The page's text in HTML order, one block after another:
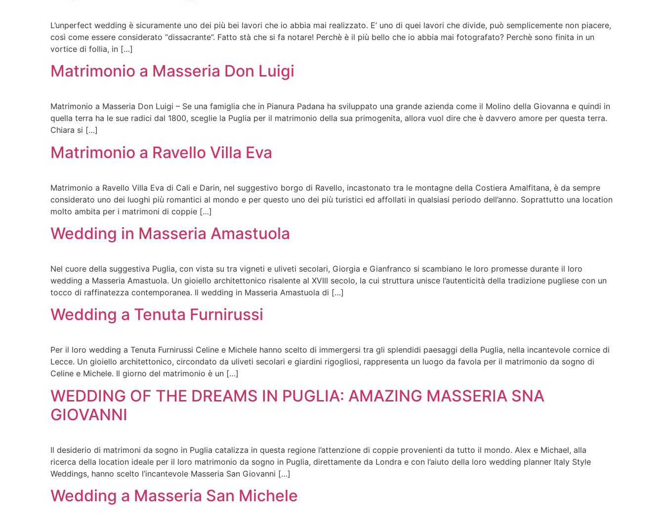
L’unperfect wedding è sicuramente uno dei più bei lavori che io abbia mai realizzato. E’ uno di quei lavori che divide, può semplicemente non piacere,
così come essere considerato “dissacrante”. Fatto stà che si fa notare! Perchè è il più bello che io abbia mai fotografato? Perchè sono finita in un
vortice di follia, in […]
Matrimonio a Masseria Don Luigi
Matrimonio a Masseria Don Luigi – Se una famiglia che in Pianura Padana ha sviluppato una grande azienda come il Molino della Giovanna e quindi in
quella terra ha le sue radici dal 1800, sceglie la Puglia per il matrimonio della sua primogenita, allora vuol dire che è davvero amore per questa terra.
Chiara si […]
Matrimonio a Ravello Villa Eva
Matrimonio a Ravello Villa Eva di Cali e Darin, nel suggestivo borgo di Ravello, incastonato tra le montagne della Costiera Amalfitana, è da sempre
considerato uno dei luoghi più romantici al mondo e per questo uno dei più turistici ed affollati in qualsiasi periodo dell’anno. Soprattutto una location
molto ambita per i matrimoni di coppie […]
Wedding in Masseria Amastuola
Nel cuore della suggestiva Puglia, con vista su tra vigneti e uliveti secolari, Giorgia e Gianfranco si scambiano le loro promesse durante il loro
wedding a Masseria Amastuola. Un gioiello architettonico risalente al XVIII secolo, la cui struttura unisce l’autenticità della tradizione pugliese con un
tocco di raffinatezza contemporanea. Il wedding in Masseria Amastuola di […]
Wedding a Tenuta Furnirussi
Per il loro wedding a Tenuta Furnirussi Celine e Michele hanno scelto di immergersi tra gli splendidi paesaggi della Puglia, nella incantevole cornice di
Lecce. Un gioiello architettonico, circondato da uliveti secolari e giardini rigogliosi, rappresenta un luogo da favola per il matrimonio da sogno di
Celine e Michele. Il giorno del matrimonio è un […]
WEDDING OF THE DREAMS IN PUGLIA: AMAZING MASSERIA SNA
GIOVANNI
Il desiderio di matrimoni da sogno in Puglia catalizza in questa regione l’attenzione di coppie provenienti da tutto il mondo. Alex e Michael, alla
ricerca della location ideale per il loro matrimonio da sogno in Puglia, direttamente da Londra e con l’aiuto della loro wedding planner Italy Style
Weddings, hanno scelto l’incantevole Masseria San Giovanni […]
Wedding a Masseria San Michele